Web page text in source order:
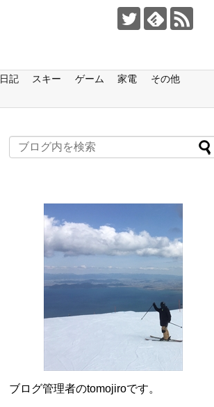
日記 スキー ゲーム 家電
その他
ブログ管理者のtomojiroです。